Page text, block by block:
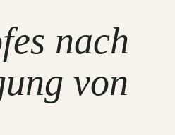
nach
von